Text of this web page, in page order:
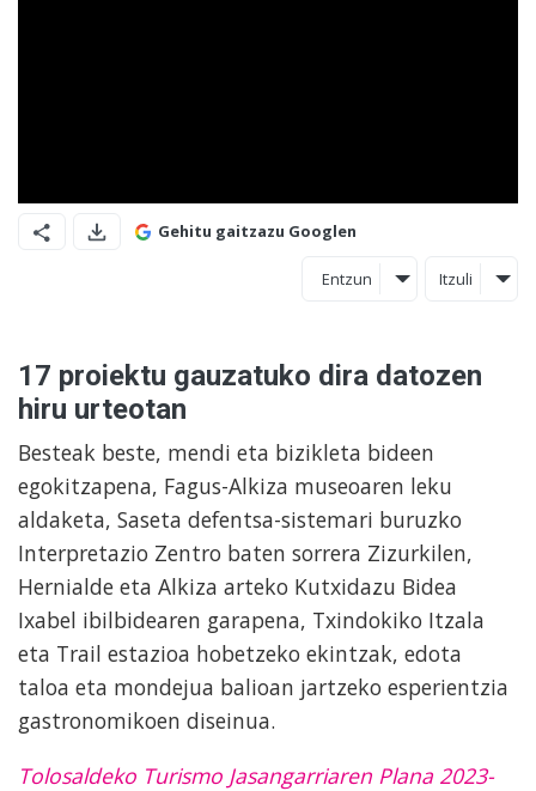
Gehitu gaitzazu Googlen
Entzun Itzuli
17 proiektu gauzatuko dira datozen
hiru urteotan
Besteak beste, mendi eta bizikleta bideen
egokitzapena, Fagus-Alkiza museoaren leku
aldaketa, Saseta defentsa-sistemari buruzko
Interpretazio Zentro baten sorrera Zizurkilen,
Hernialde eta Alkiza arteko Kutxidazu Bidea
Ixabel ibilbidearen garapena, Txindokiko Itzala
eta Trail estazioa hobetzeko ekintzak, edota
taloa eta mondejua balioan jartzeko esperientzia
gastronomikoen diseinua.
Tolosaldeko Turismo Jasangarriaren Plana 2023-